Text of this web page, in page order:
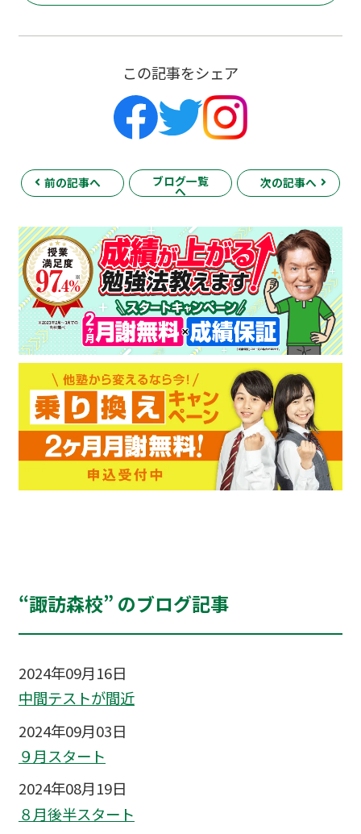
この記事をシェア
前の記事へ ブログ一覧
へ
次の記事へ
“諏訪森校” のブログ記事
2024年09月16日
中間テストが間近
2024年09月03日
９月スタート
2024年08月19日
８月後半スタート